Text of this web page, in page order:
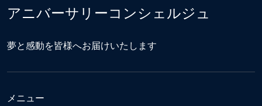
アニバーサリーコンシェルジュ
夢と感動を皆様へお届けいたします
メニュー